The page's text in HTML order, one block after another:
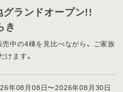
グランドオープン!!
き
中の4棟を見比べながら、 ご家族
けます。
年08月08日〜2026年08月30日